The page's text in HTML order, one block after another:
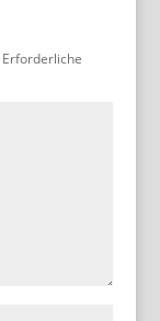
Erforderliche